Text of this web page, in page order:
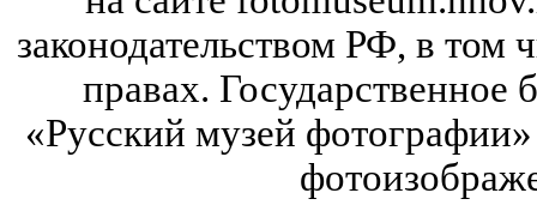
законодательством РФ, в том
правах.
«Русский музей